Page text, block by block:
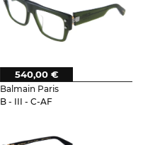
Balmain Paris
B - III - C-AF
540,00 €